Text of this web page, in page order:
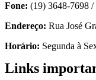
Fone: (19) 3648-7698
Endereço: Rua José
Horário: Segunda à
Links